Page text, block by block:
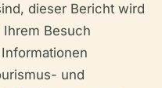
dieser Bericht wird
Besuch
und